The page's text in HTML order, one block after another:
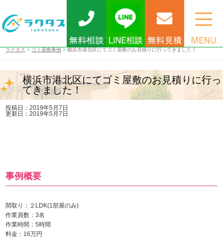
ラクタス > ゴミ屋敷事例 >横浜市港北区にてゴミ屋敷のお見積りに行ってきました！
横浜市港北区にてゴミ屋敷のお見積りに行っ
てきました！
投稿日：2019年5月7日
更新日：2019年5月7日
事例概要
間取り：２LDK(1部屋のみ)
作業員数：3名
作業時間：5時間
料金：16万円